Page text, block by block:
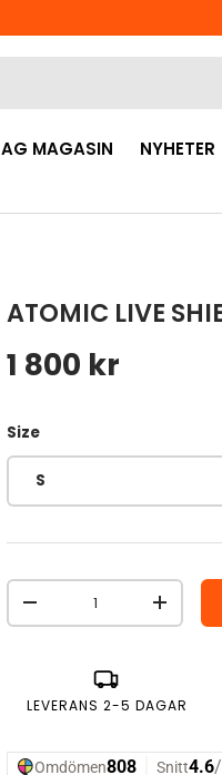
AG MAGASIN
NYHETER
ATOMIC LIVE
Ordinarie pris
1 800 kr
Size
S
Antal
MINSKA ANTAL
ÖKA
LEVERANS 2-5 DAGAR